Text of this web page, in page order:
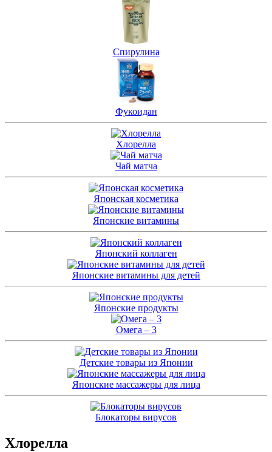
Спирулина
Фукоидан
Хлорелла
Чай матча
Японская косметика
Японские витамины
Японский коллаген
Японские витамины для детей
Японские продукты
Омега – 3
Детские товары из Японии
Японские массажеры для лица
Блокаторы вирусов
Хлорелла